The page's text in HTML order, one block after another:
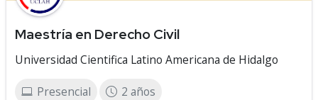
Maestría en Derecho Civil
Universidad Cientifica Latino Americana de Hidalgo
Presencial 2 años